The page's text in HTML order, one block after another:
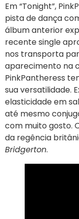
Em “Tonight”,
pista de dança
álbum anterior
recente single
nos transporta
aparecimento na
PinkPantheress
sua versatilidade.
elasticidade em
até mesmo
com muito gosto.
da regência
Bridgerton.